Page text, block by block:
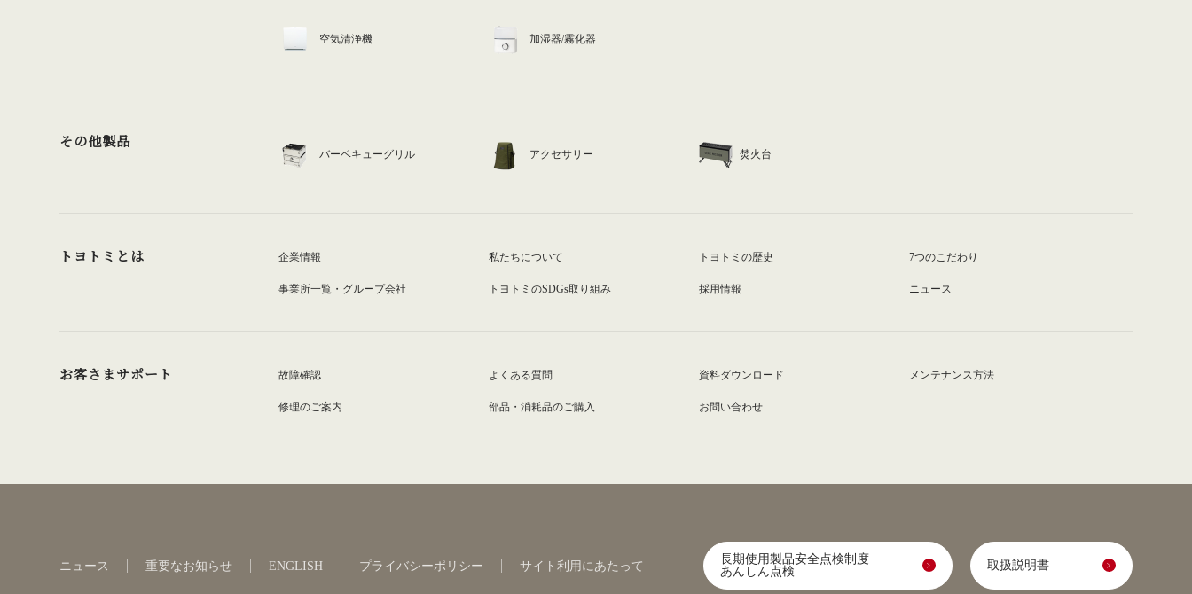
空気清浄機 加湿器/霧化器
その他製品
バーベキューグリル アクセサリー 焚火台
トヨトミとは 企業情報 私たちについて トヨトミの歴史 7つのこだわり
事業所一覧・グループ会社 トヨトミのSDGs取り組み 採用情報 ニュース
お客さまサポート 故障確認 よくある質問 資料ダウンロード メンテナンス方法
修理のご案内 部品・消耗品のご購入 お問い合わせ
ニュース 重要なお知らせ ENGLISH プライバシーポリシー サイト利用にあたって
長期使用製品安全点検制度
あんしん点検
取扱説明書